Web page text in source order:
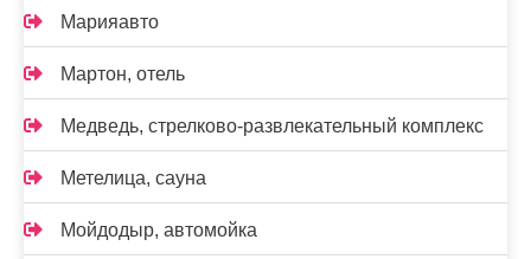
Марияавто
Мартон, отель
Медведь, стрелково-развлекательный комплекс
Метелица, сауна
Мойдодыр, автомойка